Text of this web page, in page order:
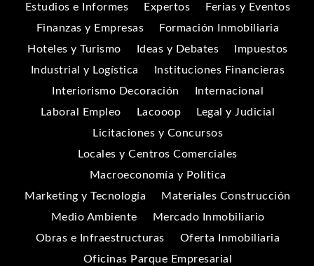
Estudios e Informes
Expertos
Ferias y Eventos
Finanzas y Empresas
Formación Inmobiliaria
Hoteles y Turismo
Ideas y Debates
Impuestos
Industrial y Logística
Instituciones Financieras
Interiorismo Decoración
Internacional
Laboral Empleo
Lacooop
Legal y Judicial
Licitaciones y Concursos
Locales y Centros Comerciales
Macroeconomía y Política
Marketing y Tecnología
Materiales Construcción
Medio Ambiente
Mercado Inmobiliario
Obras e Infraestructuras
Oferta Inmobiliaria
Oficinas Parque Empresarial